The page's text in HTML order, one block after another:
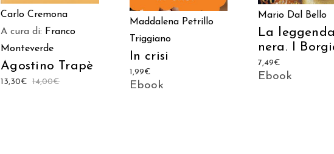
Carlo Cremona
A cura di: Franco
Monteverde
Agostino Trapè
14,00€
13,30€
Maddalena Petrillo
Triggiano
In crisi
1,99€
Ebook
Mario Dal Bello
La
nera. I
7,49€
Ebook